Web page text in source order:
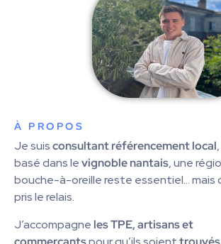
À PROPOS
Je suisconsultant référencement local
basé dans levignoble nantais, une
bouche-à-oreille reste essentiel… mais
pris le relais.
J’accompagne les TPE, artisans et